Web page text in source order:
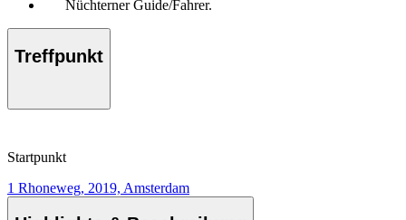
Nüchterner Guide/Fahrer.
Treffpunkt
Startpunkt
1 Rhoneweg, 2019, Amsterdam